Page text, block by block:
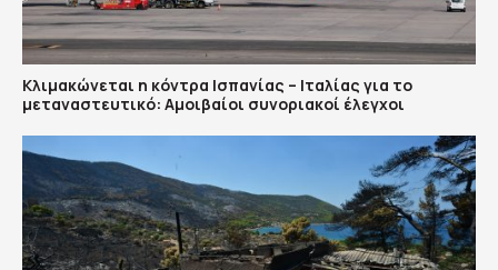
Κλιμακώνεται η κόντρα Ισπανίας – Ιταλίας για το
μεταναστευτικό: Αμοιβαίοι συνοριακοί έλεγχοι